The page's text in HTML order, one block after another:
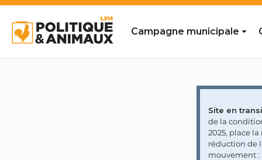
Campagne municipale
Site en
de la
2025, place
réduction de
mouvement :